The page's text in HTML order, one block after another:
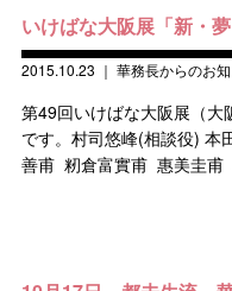
いけばな大阪展「新・
2015.10.23 ｜ 華務長からのお
第49回いけばな大阪展（大
です。村司悠峰(相談役)
善甫 籾倉富實甫 惠美圭